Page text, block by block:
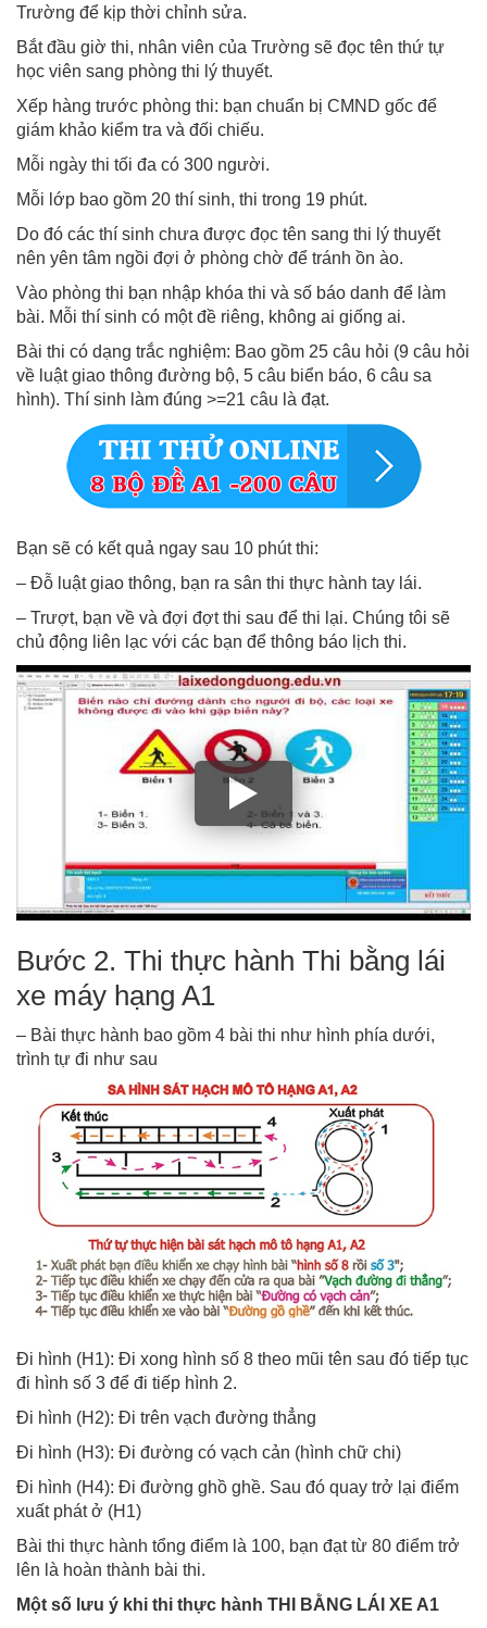
Trường để kịp thời chỉnh sửa.
Bắt đầu giờ thi, nhân viên của Trường sẽ đọc tên thứ tự
học viên sang phòng thi lý thuyết.
Xếp hàng trước phòng thi: bạn chuẩn bị CMND gốc để
giám khảo kiểm tra và đối chiếu.
Mỗi ngày thi tối đa có 300 người.
Mỗi lớp bao gồm 20 thí sinh, thi trong 19 phút.
Do đó các thí sinh chưa được đọc tên sang thi lý thuyết
nên yên tâm ngồi đợi ở phòng chờ để tránh ồn ào.
Vào phòng thi bạn nhập khóa thi và số báo danh để làm
bài. Mỗi thí sinh có một đề riêng, không ai giống ai.
Bài thi có dạng trắc nghiệm: Bao gồm 25 câu hỏi (9 câu hỏi
về luật giao thông đường bộ, 5 câu biển báo, 6 câu sa
hình). Thí sinh làm đúng >=21 câu là đạt.
Bạn sẽ có kết quả ngay sau 10 phút thi:
– Đỗ luật giao thông, bạn ra sân thi thực hành tay lái.
– Trượt, bạn về và đợi đợt thi sau để thi lại. Chúng tôi sẽ
chủ động liên lạc với các bạn để thông báo lịch thi.
Bước 2. Thi thực hành Thi bằng lái
xe máy hạng A1
– Bài thực hành bao gồm 4 bài thi như hình phía dưới,
trình tự đi như sau
Đi hình (H1): Đi xong hình số 8 theo mũi tên sau đó tiếp tục
đi hình số 3 để đi tiếp hình 2.
Đi hình (H2): Đi trên vạch đường thẳng
Đi hình (H3): Đi đường có vạch cản (hình chữ chi)
Đi hình (H4): Đi đường ghồ ghề. Sau đó quay trở lại điểm
xuất phát ở (H1)
Bài thi thực hành tổng điểm là 100, bạn đạt từ 80 điểm trở
lên là hoàn thành bài thi.
Một số lưu ý khi thi thực hành THI BẰNG LÁI XE A1